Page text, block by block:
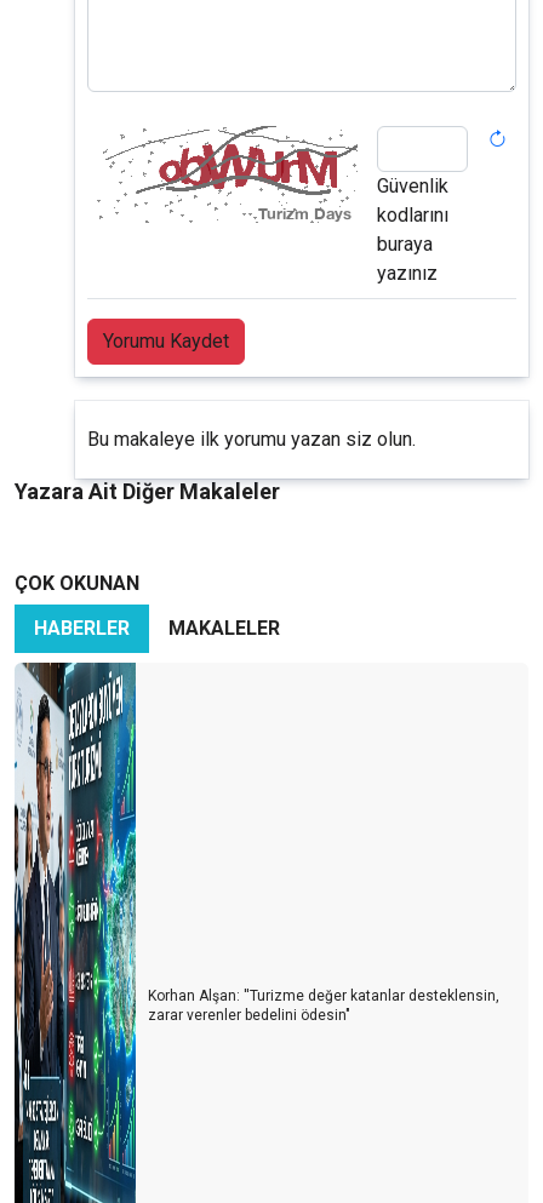
Güvenlik
kodlarını
buraya
yazınız
Yorumu Kaydet
Bu makaleye ilk yorumu yazan siz olun.
Yazara Ait Diğer Makaleler
ÇOK OKUNAN
HABERLER
MAKALELER
Korhan Alşan: ''Turizme değer katanlar desteklensin,
zarar verenler bedelini ödesin"